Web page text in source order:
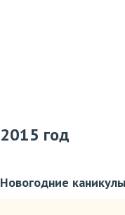
2015 год
Новогодние каникулы